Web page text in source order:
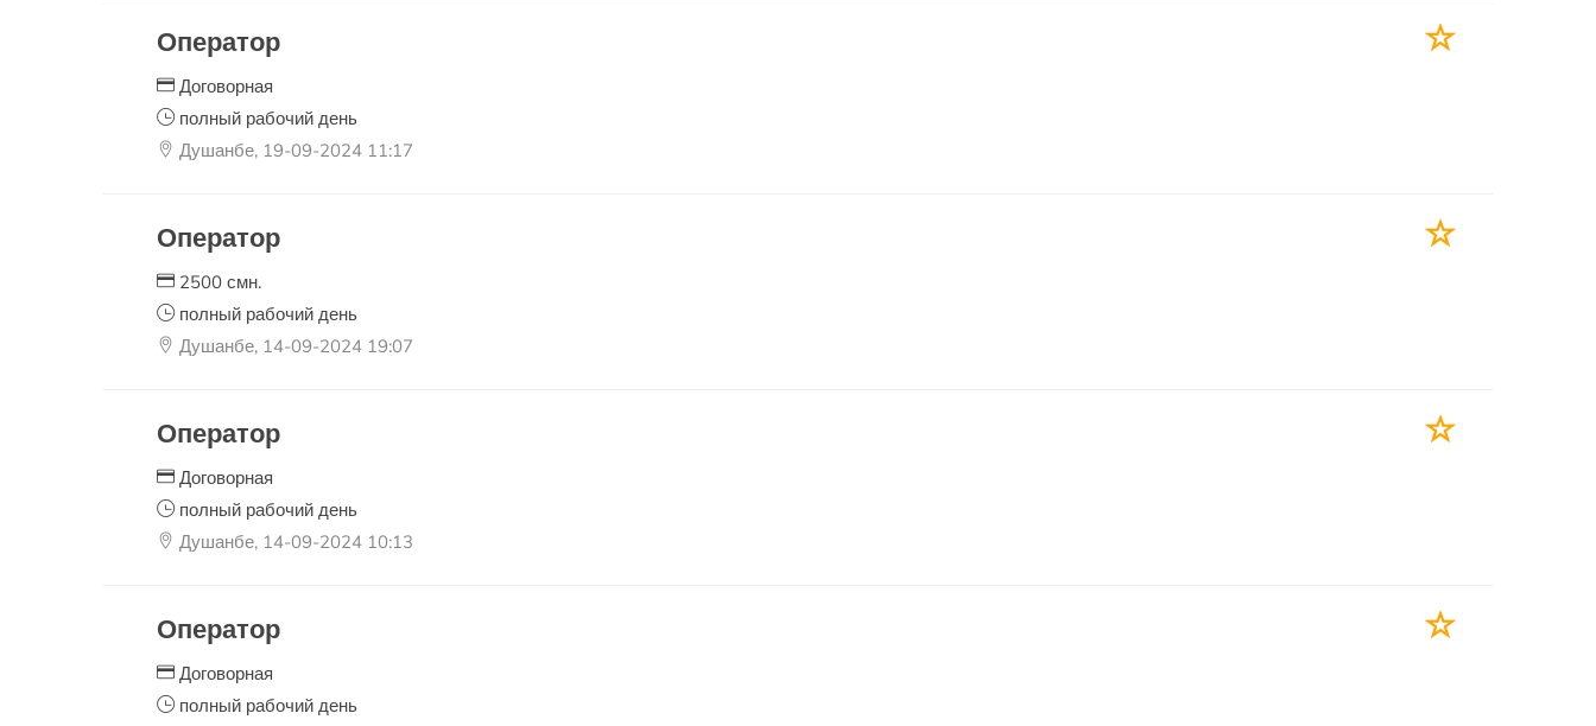
Оператор
Договорная
полный рабочий день
Душанбе, 19-09-2024 11:17
Оператор
2500 смн.
полный рабочий день
Душанбе, 14-09-2024 19:07
Оператор
Договорная
полный рабочий день
Душанбе, 14-09-2024 10:13
Оператор
Договорная
полный рабочий день